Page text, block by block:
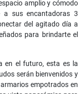
amplio y cómodo
sus encantadoras 3
del agitado día a
para brindarte el
en el futuro, esta es la
serán bienvenidos y
empotrados en